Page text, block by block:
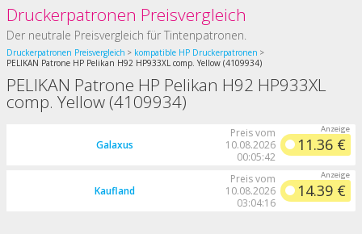
Druckerpatronen Preisvergleich
Der neutrale Preisvergleich für Tintenpatronen.
Druckerpatronen Preisvergleich
kompatible HP Druckerpatronen
PELIKAN Patrone HP Pelikan H92 HP933XL comp. Yellow (4109934)
PELIKAN Patrone HP Pelikan H92 HP933XL
comp. Yellow (4109934)
Galaxus
Preis vom
10.08.2026
00:05:42
11.36 €
Kaufland
Preis vom
10.08.2026
03:04:16
14.39 €